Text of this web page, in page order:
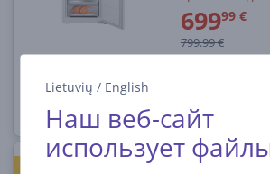
Lietuvių / English
Наш веб-сайт
использует
69999 €
799.99 €
Samsung,